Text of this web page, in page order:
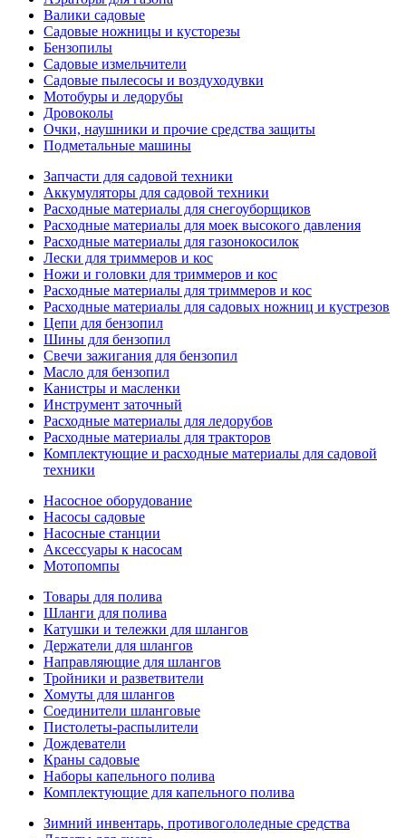
Валики садовые
Садовые ножницы и кусторезы
Бензопилы
Садовые измельчители
Садовые пылесосы и воздуходувки
Мотобуры и ледорубы
Дровоколы
Очки, наушники и прочие средства защиты
Подметальные машины
Запчасти для садовой техники
Аккумуляторы для садовой техники
Расходные материалы для снегоуборщиков
Расходные материалы для моек высокого давления
Расходные материалы для газонокосилок
Лески для триммеров и кос
Ножи и головки для триммеров и кос
Расходные материалы для триммеров и кос
Расходные материалы для садовых ножниц и кустрезов
Цепи для бензопил
Шины для бензопил
Свечи зажигания для бензопил
Масло для бензопил
Канистры и масленки
Инструмент заточный
Расходные материалы для ледорубов
Расходные материалы для тракторов
Комплектующие и расходные материалы для садовой
техники
Насосное оборудование
Насосы садовые
Насосные станции
Аксессуары к насосам
Мотопомпы
Товары для полива
Шланги для полива
Катушки и тележки для шлангов
Держатели для шлангов
Направляющие для шлангов
Тройники и разветвители
Хомуты для шлангов
Соединители шланговые
Пистолеты-распылители
Дождеватели
Краны садовые
Наборы капельного полива
Комплектующие для капельного полива
Зимний инвентарь, противогололедные средства